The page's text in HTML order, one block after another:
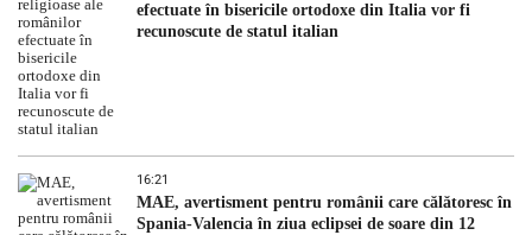
efectuate în bisericile ortodoxe din Italia vor fi
recunoscute de statul italian
16:21
MAE, avertisment pentru românii care călătoresc în
Spania-Valencia în ziua eclipsei de soare din 12